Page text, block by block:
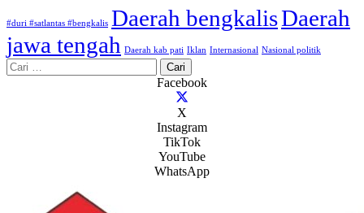
#duri #satlantas #bengkalis Daerah bengkalisDaerah
jawa tengah Daerah kab pati Iklan Internasional Nasional politik
Cari
untuk:
Facebook
X
Instagram
TikTok
YouTube
WhatsApp